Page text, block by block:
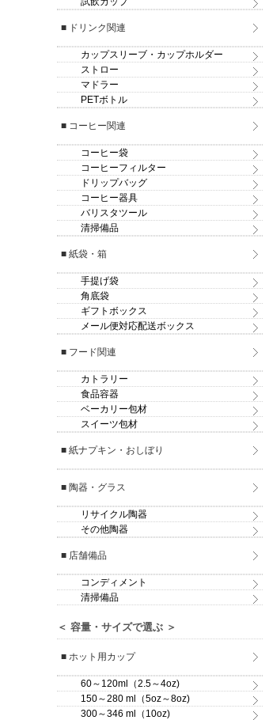
■ ドリンク関連
カップスリーブ・カップホルダー
ストロー
マドラー
PETボトル
■ コーヒー関連
コーヒー袋
コーヒーフィルター
ドリップバッグ
コーヒー器具
バリスタツール
清掃備品
■ 紙袋・箱
手提げ袋
角底袋
ギフトボックス
メール便対応配送ボックス
■ フード関連
カトラリー
食品容器
ベーカリー包材
スイーツ包材
■ 紙ナプキン・おしぼり
■ 陶器・グラス
リサイクル陶器
その他陶器
■ 店舗備品
コンディメント
清掃備品
＜ 容量・サイズで選ぶ ＞
■ ホット用カップ
60～120ml（2.5～4oz)
150～280 ml（5oz～8oz)
300～346 ml（10oz)